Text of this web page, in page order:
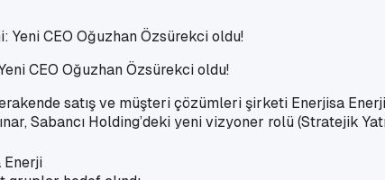
CEO Oğuzhan Özsürekci oldu!
satış ve müşteri çözümleri şirketi Enerjisa
Sabancı Holding’deki yeni vizyoner rolü (Stratejik
Enerji